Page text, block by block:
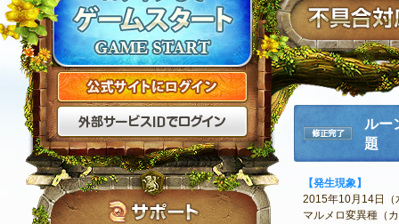
公式サイトにログイン
外部サービスIDでログ
ルー
題
【発生現象】
2015年10月14日（
マルメロ変異種（